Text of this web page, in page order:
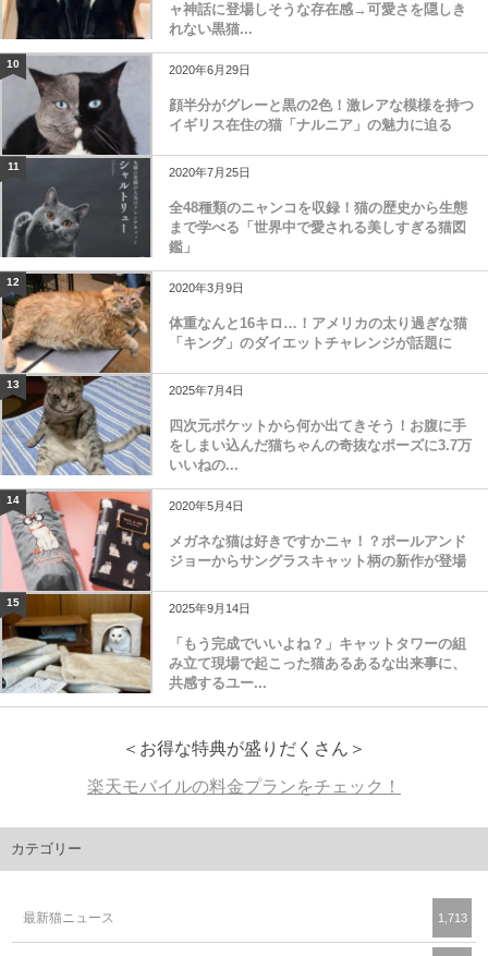
ャ神話に登場しそうな存在感→可愛さを隠しき
れない黒猫...
10 2020年6月29日
顔半分がグレーと黒の2色！激レアな模様を持つ
イギリス在住の猫「ナルニア」の魅力に迫る
11 2020年7月25日
全48種類のニャンコを収録！猫の歴史から生態
まで学べる「世界中で愛される美しすぎる猫図
鑑」
12 2020年3月9日
体重なんと16キロ…！アメリカの太り過ぎな猫
「キング」のダイエットチャレンジが話題に
13 2025年7月4日
四次元ポケットから何か出てきそう！お腹に手
をしまい込んだ猫ちゃんの奇抜なポーズに3.7万
いいねの...
14 2020年5月4日
メガネな猫は好きですかニャ！？ポールアンド
ジョーからサングラスキャット柄の新作が登場
15 2025年9月14日
「もう完成でいいよね？」キャットタワーの組
み立て現場で起こった猫あるあるな出来事に、
共感するユー...
＜お得な特典が盛りだくさん＞
楽天モバイルの料金プランをチェック！
カテゴリー
最新猫ニュース 1,713